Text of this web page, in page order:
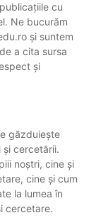
cu
Ne bucurăm
și suntem
a cita sursa
și
găzduiește
cercetării.
noștri, cine și
cine și cum
la lumea în
cercetare.